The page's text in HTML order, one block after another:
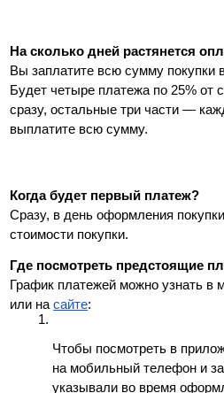
На сколько дней растянется
Вы заплатите всю сумму покупки
Будет четыре платежа по 25% от
сразу, остальные три части —
выплатите всю сумму.
Когда будет первый платеж?
Сразу, в день оформления
стоимости покупки.
Где посмотреть предстоящие
График платежей можно узнать в
или на сайте:
Чтобы посмотреть в
на мобильный телефон и
указывали во время